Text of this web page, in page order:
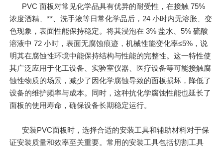
PVC 面板对常见化学品具有优异的耐受性，在接触 75%
浓度酒精、**、洗手液等日常化学品后，24 小时内无溶胀、变
色现象，表面性能保持稳定。将其浸泡在 3% 盐水、5% 硫酸
溶液中 72 小时，表面无腐蚀痕迹，机械性能变化率≤5%，说
明其在腐蚀性环境中能保持结构与性能的完整性。这一特性使
其广泛应用于化工设备、实验室仪器、医疗设备等可能接触腐
蚀性物质的场景，减少了因化学腐蚀导致的面板损坏，降低了
设备的维护频率与成本。同时，这种抗化学腐蚀性能也延长了
面板的使用寿命，确保设备长期稳定运行。
安装PVC面板时，选择合适的安装工具和辅助材料对于保
证安装质量和效率至关重要。常用的安装工具包括切割工具